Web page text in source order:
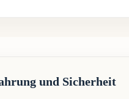
und Sicherheit